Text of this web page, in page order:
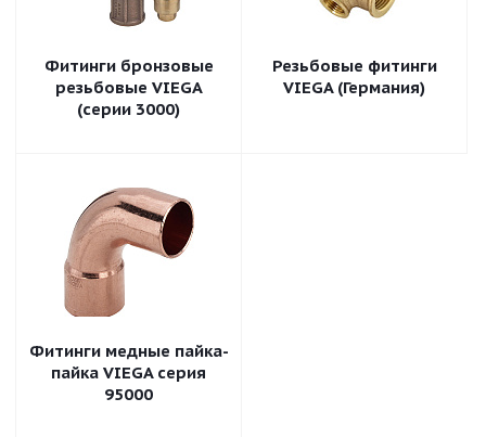
Фитинги бронзовые
резьбовые VIEGA
(серии 3000)
Резьбовые фитинги
VIEGA (Германия)
Фитинги медные пайка-
пайка VIEGA серия
95000